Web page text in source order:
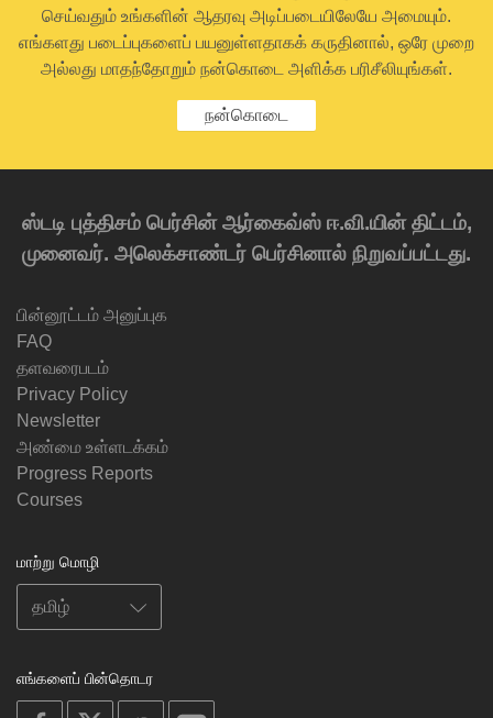
செய்வதும் உங்களின் ஆதரவு அடிப்படையிலேயே அமையும்.
எங்களது படைப்புகளைப் பயனுள்ளதாகக் கருதினால், ஒரே முறை
அல்லது மாதந்தோறும் நன்கொடை அளிக்க பரிசீலியுங்கள்.
நன்கொடை
ஸ்டடி புத்திசம் பெர்சின் ஆர்கைவ்ஸ் ஈ.வி.யின் திட்டம்,
முனைவர். அலெக்சாண்டர் பெர்சினால் நிறுவப்பட்டது.
பின்னூட்டம் அனுப்புக
FAQ
தளவரைபடம்
Privacy Policy
Newsletter
அண்மை உள்ளடக்கம்
Progress Reports
Courses
மாற்று மொழி
எங்களைப் பின்தொடர
on